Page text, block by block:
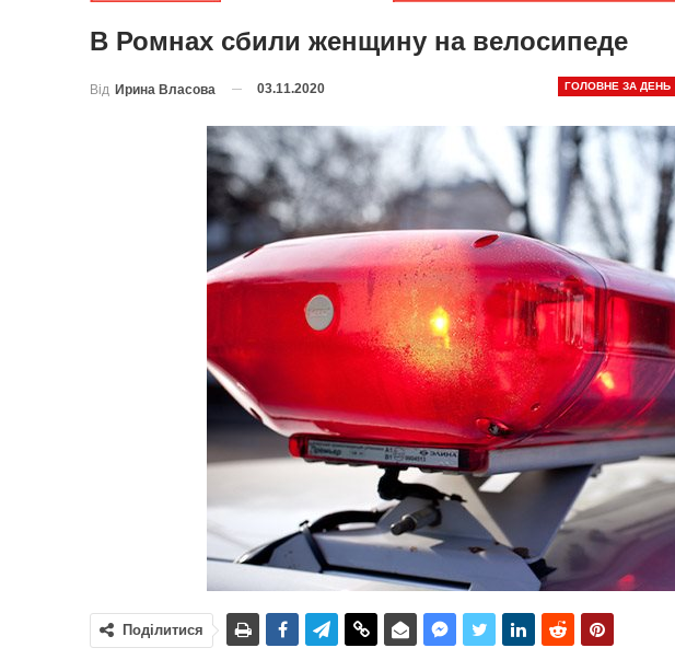
В Ромнах сбили женщину на велосипеде
ГОЛОВНЕ ЗА ДЕНЬ
Від Ирина Власова 03.11.2020
Поділитися